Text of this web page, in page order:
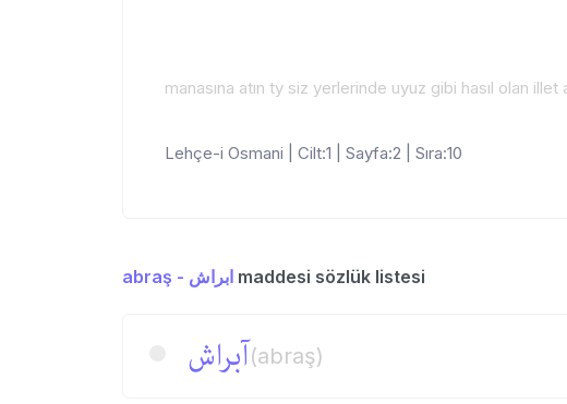
manasına atın ty siz yerlerinde uyuz gibi hasıl olan
Lehçe-i Osmani | Cilt:1 | Sayfa:2 | Sıra:10
abraş - ابراش maddesi sözlük listesi
آبراش(abraş)